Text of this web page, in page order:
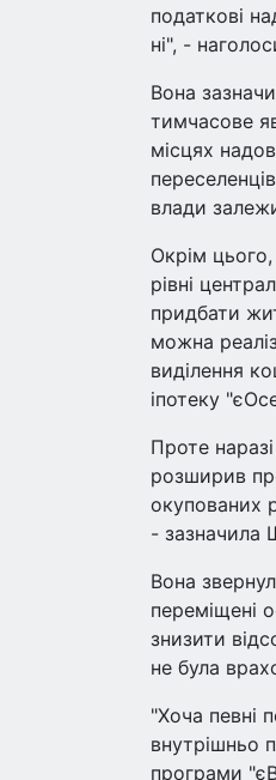
податкові
ні", -
Вона
тимчасове
місцях
влади
Окрім
рівні
придбати
можна
виділення
іпотеку
Проте
розширив
окупованих
- зазначила
Вона
переміщені
знизити
не була
"Хоча певні
внутрішньо
програми